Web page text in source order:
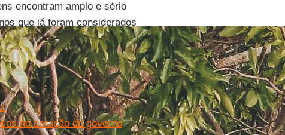
encontram amplo e sério
que já foram considerados
no coração do governo